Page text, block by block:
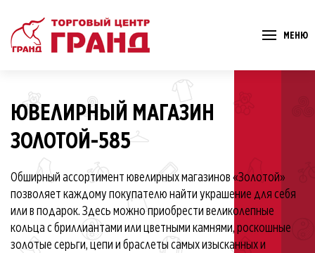
МЕНЮ
ЮВЕЛИРНЫЙ МАГАЗИН
ЗОЛОТОЙ-585
Обширный ассортимент ювелирных магазинов «Золотой»
позволяет каждому покупателю найти украшение для себя
или в подарок. Здесь можно приобрести великолепные
кольца с бриллиантами или цветными камнями, роскошные
золотые серьги, цепи и браслеты самых изысканных и